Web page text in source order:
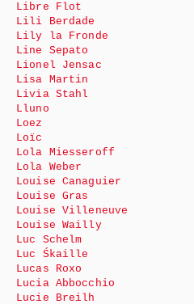
Libre Flot
Lili Berdade
Lily la Fronde
Line Sepato
Lionel Jensac
Lisa Martin
Livia Stahl
Lluno
Loez
Loïc
Lola Miesseroff
Lola Weber
Louise Canaguier
Louise Gras
Louise Villeneuve
Louise Wailly
Luc Schelm
Luc Śkaille
Lucas Roxo
Lucia Abbocchio
Lucie Breilh